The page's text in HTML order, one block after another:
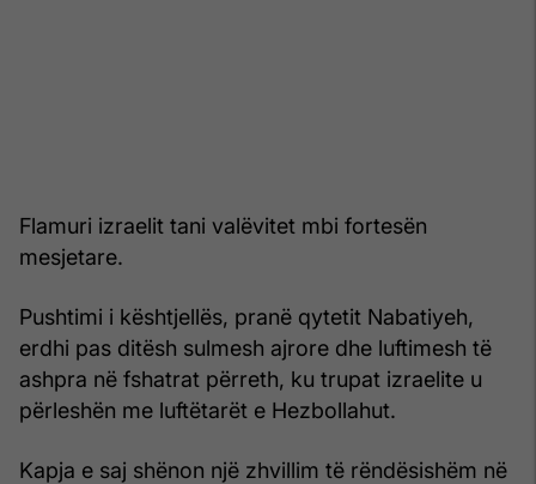
Flamuri izraelit tani valëvitet mbi fortesën
mesjetare.
Pushtimi i kështjellës, pranë qytetit Nabatiyeh,
erdhi pas ditësh sulmesh ajrore dhe luftimesh të
ashpra në fshatrat përreth, ku trupat izraelite u
përleshën me luftëtarët e Hezbollahut.
Kapja e saj shënon një zhvillim të rëndësishëm në